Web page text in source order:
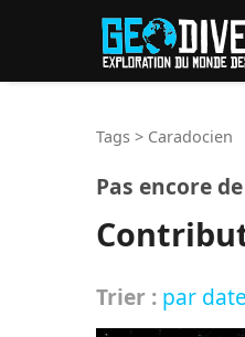
Tags > Caradocien
Pas encore
Trier : par date